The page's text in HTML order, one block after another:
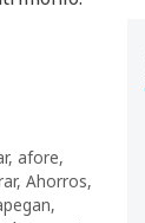
, afore,
, Ahorros,
,